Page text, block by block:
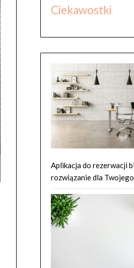
Ciekawostki
Aplikacja do rezerwacji
rozwiązanie dla